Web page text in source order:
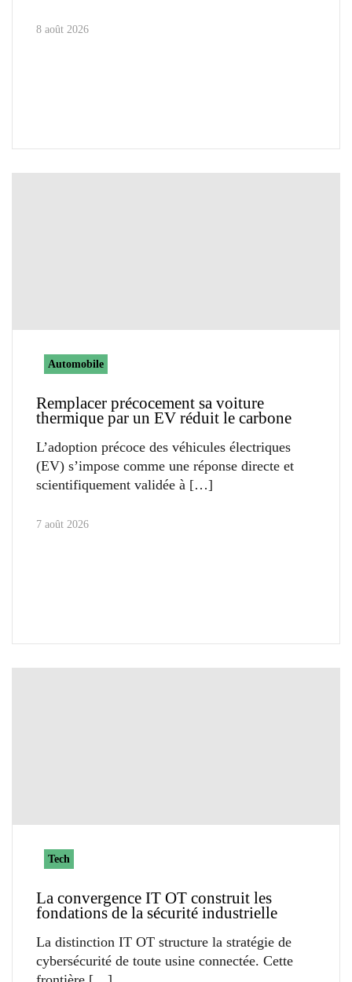
8 août 2026
Automobile
Remplacer précocement sa voiture
thermique par un EV réduit le carbone
L’adoption précoce des véhicules électriques
(EV) s’impose comme une réponse directe et
scientifiquement validée à
7 août 2026
Tech
La convergence IT OT construit les
fondations de la sécurité industrielle
La distinction IT OT structure la stratégie de
cybersécurité de toute usine connectée. Cette